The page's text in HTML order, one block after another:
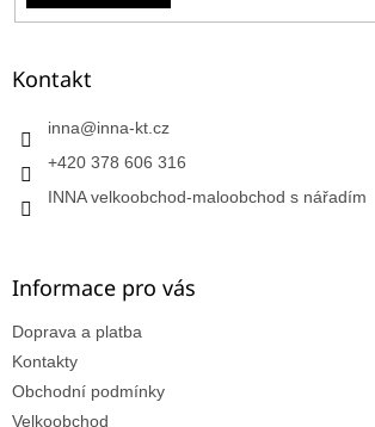
Kontakt
inna@inna-kt.cz
+420 378 606 316
INNA velkoobchod-maloobchod s nářadím
Informace pro vás
Doprava a platba
Kontakty
Obchodní podmínky
Velkoobchod